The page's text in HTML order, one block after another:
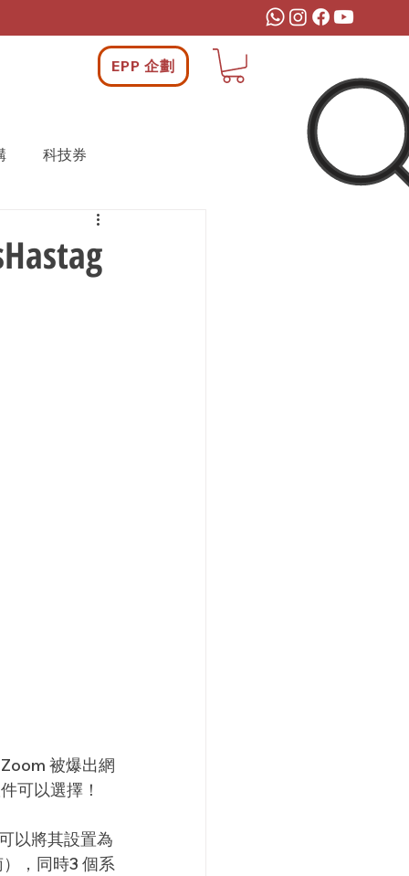
EPP 企劃
科技券
被爆出網
可以選擇！
以將其設置為
，同時3 個系